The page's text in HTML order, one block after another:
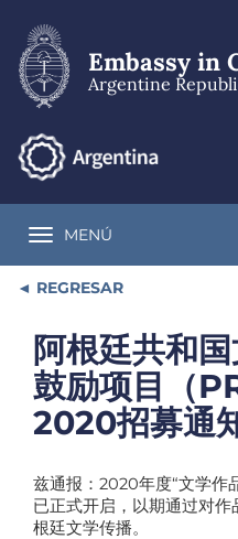
main
content
Embassy in
Argentine
Toggle navigation
MENÚ
REGRESAR
阿根廷共和
鼓励项目（
2020招募通
兹通报：2020年度“文学作
已正式开启，以期通过对
根廷文学传播。